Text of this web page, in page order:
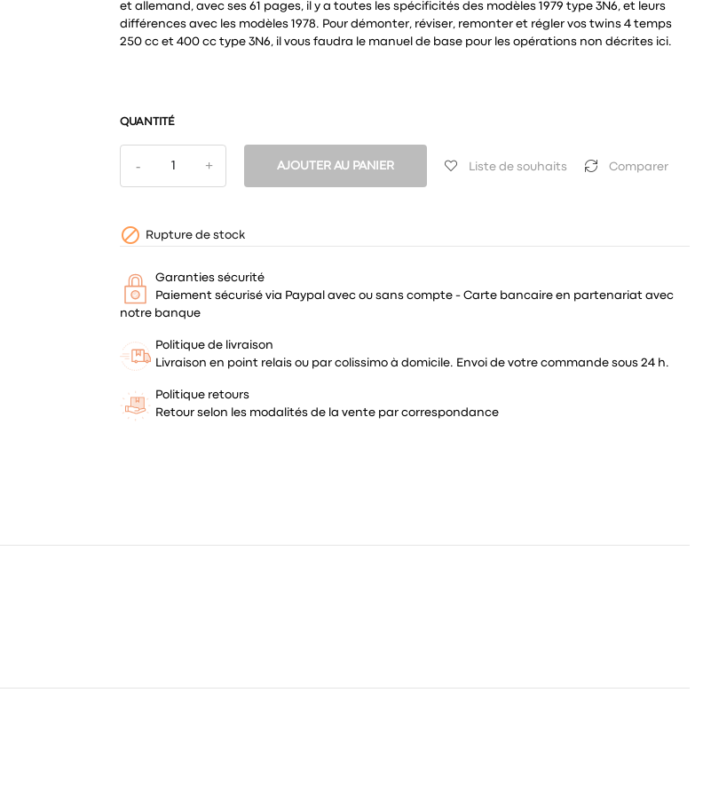
et allemand, avec ses 61 pages, il y a toutes les spécificités des modèles 1979 type 3N6, et leurs
différences avec les modèles 1978. Pour démonter, réviser, remonter et régler vos twins 4 temps
250 cc et 400 cc type 3N6, il vous faudra le manuel de base pour les opérations non décrites ici.
QUANTITÉ
AJOUTER AU PANIER Liste de souhaits Comparer
 Rupture de stock
Garanties sécurité
Paiement sécurisé via Paypal avec ou sans compte - Carte bancaire en partenariat avec
notre banque
Politique de livraison
Livraison en point relais ou par colissimo à domicile. Envoi de votre commande sous 24 h.
Politique retours
Retour selon les modalités de la vente par correspondance